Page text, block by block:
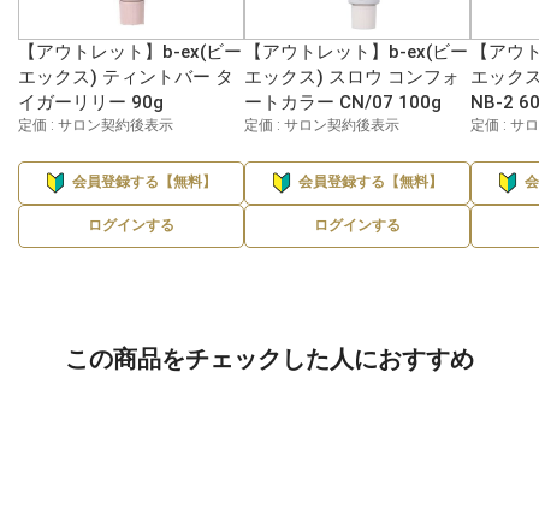
【アウトレット】b-ex(ビー
エックス) ティントバー タ
イガーリリー 90g
定価 : サロン契約後表示
会員登録する【無料】
ログインする
【アウトレット】b-ex(ビー
エックス) スロウ コンフォ
ートカラー CN/07 100g
定価 : サロン契約後表示
会員登録する【無料】
ログインする
【アウ
エック
NB-2
定価 : サ
この商品をチェックした人におすすめ